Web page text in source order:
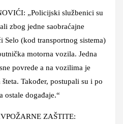
„Policijski službenici su
zbog jedne saobraćajne
Selo (kod transportnog sistema)
motorna vozila. Jedna
povrede a na vozilima je
Također, postupali su i po
ostale događaje.“
ZAŠTITE: